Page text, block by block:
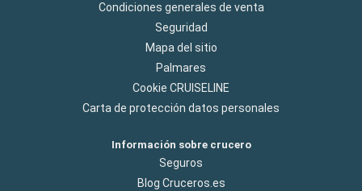
Condiciones generales de venta
Seguridad
Mapa del sitio
Palmares
Cookie CRUISELINE
Carta de protección datos personales
Información sobre crucero
Seguros
Blog Cruceros.es